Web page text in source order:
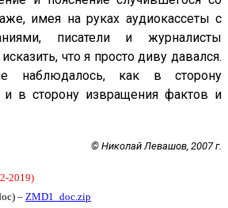
имея на руках аудиокассеты с
писатели и журналисты
что я просто диву давался.
наблюдалось, как в сторону
и в сторону извращения фактов и
© Николай Левашов, 2007 г.
2019)
– ZMD1_doc.zip